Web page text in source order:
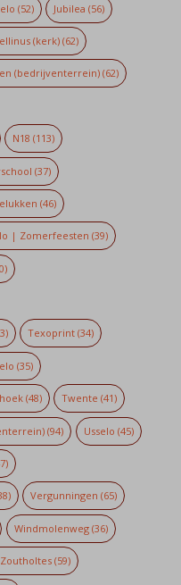
(52) Jubilea (56)
(kerk)(62)
(bedrijventerrein)(62)
N18 (113)
(37)
(46)
| Zomerfeesten (39)
Texoprint (34)
(35)
(48) Twente (41)
(94) Usselo (45)
Vergunningen (65)
Windmolenweg(36)
(59)